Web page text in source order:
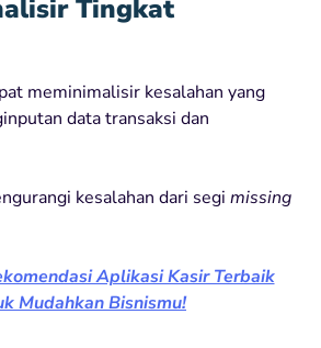
Tingkat
meminimalisir kesalahan yang
data transaksi dan
kesalahan dari segi missing
Aplikasi Kasir Terbaik
Mudahkan Bisnismu!